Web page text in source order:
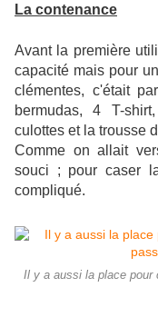
La contenance
Avant la première
capacité mais pour
clémentes, c'était
bermudas, 4 T-
culottes et la trousse
Comme on allait
souci ; pour caser
compliqué.
Il y a aussi la place pour